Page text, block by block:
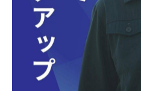
開始が遅れることがあるため
い、必要書類を事前に揃えて
らは「事務所の説明が丁寧で
決できた」といった声も多く